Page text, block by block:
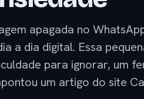
apagada no
a dia digital. Essa
para ignorar, um
um artigo do site